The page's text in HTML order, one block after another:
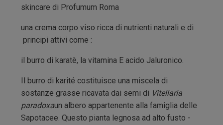
skincare di Profumum Roma
una crema corpo viso ricca di nutrienti naturali e di
principi attivi come :
il burro di karatè, la vitamina E acido Jaluronico.
Il burro di karité costituisce una miscela di
sostanze grasse ricavata dai semi di Vitellaria
paradoxaun albero appartenente alla famiglia delle
Sapotacee. Questo pianta legnosa ad alto fusto -